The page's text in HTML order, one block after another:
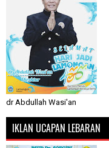
dr Abdullah Wasi'an
IKLAN UCAPAN LEBARAN